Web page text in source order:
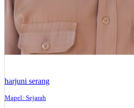
harjuni serang
Mapel: Sejarah